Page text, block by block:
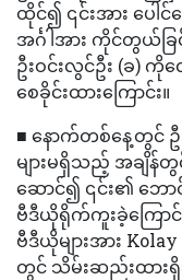
ထိုင်၍ ၎င်းအား ပေါင်
အင်္ဂါအား ကိုင်တွယ်ခြ
ဦးဝင်းလွင်ဦး (ခ) ကို
စေခိုင်းထားကြောင်း။
■ နောက်တစ်နေ့တွင်
များမရှိသည့် အချိန်
ဆောင်၍ ၎င်း၏ ဘော
ဗီဒီယိုရိုက်ကူးခဲ့ကြောင်
ဗီဒီယိုများအား Kolay
တွင် သိမ်းဆည်းထားရှိ